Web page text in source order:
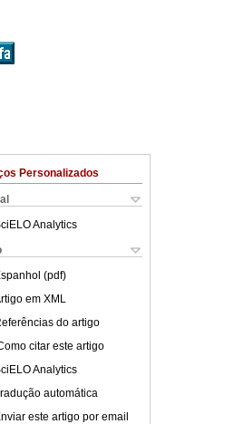
Personalizados
Analytics
(pdf)
em XML
do artigo
citar este artigo
Analytics
automática
este artigo por email